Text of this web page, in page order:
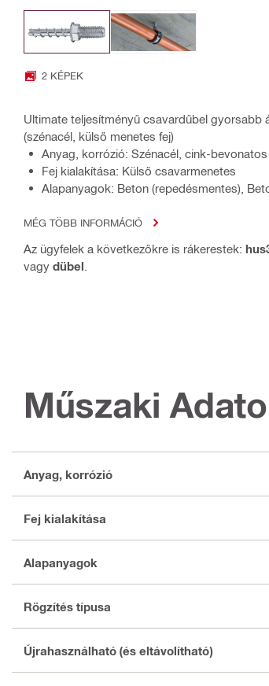
2 KÉPEK
Ultimate teljesítményű csavardűbel gyorsabb
(szénacél, külső menetes fej)
Anyag, korrózió: Szénacél, cink-bevonatos
Fej kialakítása: Külső csavarmenetes
Alapanyagok: Beton (repedésmentes),
MÉG TÖBB INFORMÁCIÓ
Az ügyfelek a következőkre is rákerestek:
vagy dübel
Műszaki
Anyag, korrózió
Fej kialakítása
Alapanyagok
Rögzítés típusa
Újrahasználható (és eltávolítható)